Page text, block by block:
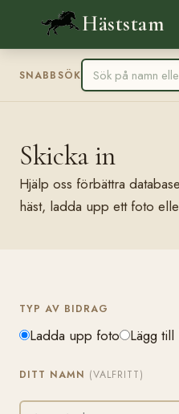
Häststam
SNABBSÖK
Skicka in
Hjälp oss förbättra
häst, ladda upp ett foto
TYP AV BIDRAG
Ladda upp foto Lägg till
DITT NAMN (VALFRITT)